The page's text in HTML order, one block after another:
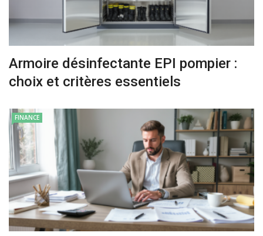
Armoire désinfectante EPI pompier :
choix et critères essentiels
FINANCE